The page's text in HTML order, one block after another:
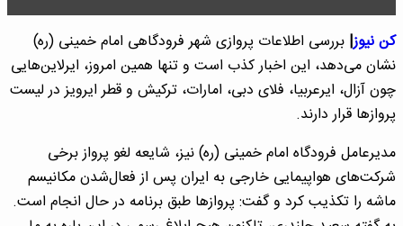
کن نیوز| بررسی اطلاعات پروازی شهر فرودگاهی امام خمینی (ره)
نشان می‌دهد، این اخبار کذب است و تنها همین امروز، ایرلاین‌هایی
چون آزال، ایرعربیا، فلای دبی، امارات، ترکیش و قطر ایرویز در لیست
پروازها قرار دارند.
مدیرعامل فرودگاه امام خمینی (ره) نیز، شایعه لغو پرواز برخی
شرکت‌های هواپیمایی خارجی به ایران پس از فعال‌شدن مکانیسم
ماشه را تکذیب کرد و گفت: پروازها طبق برنامه در حال انجام است.